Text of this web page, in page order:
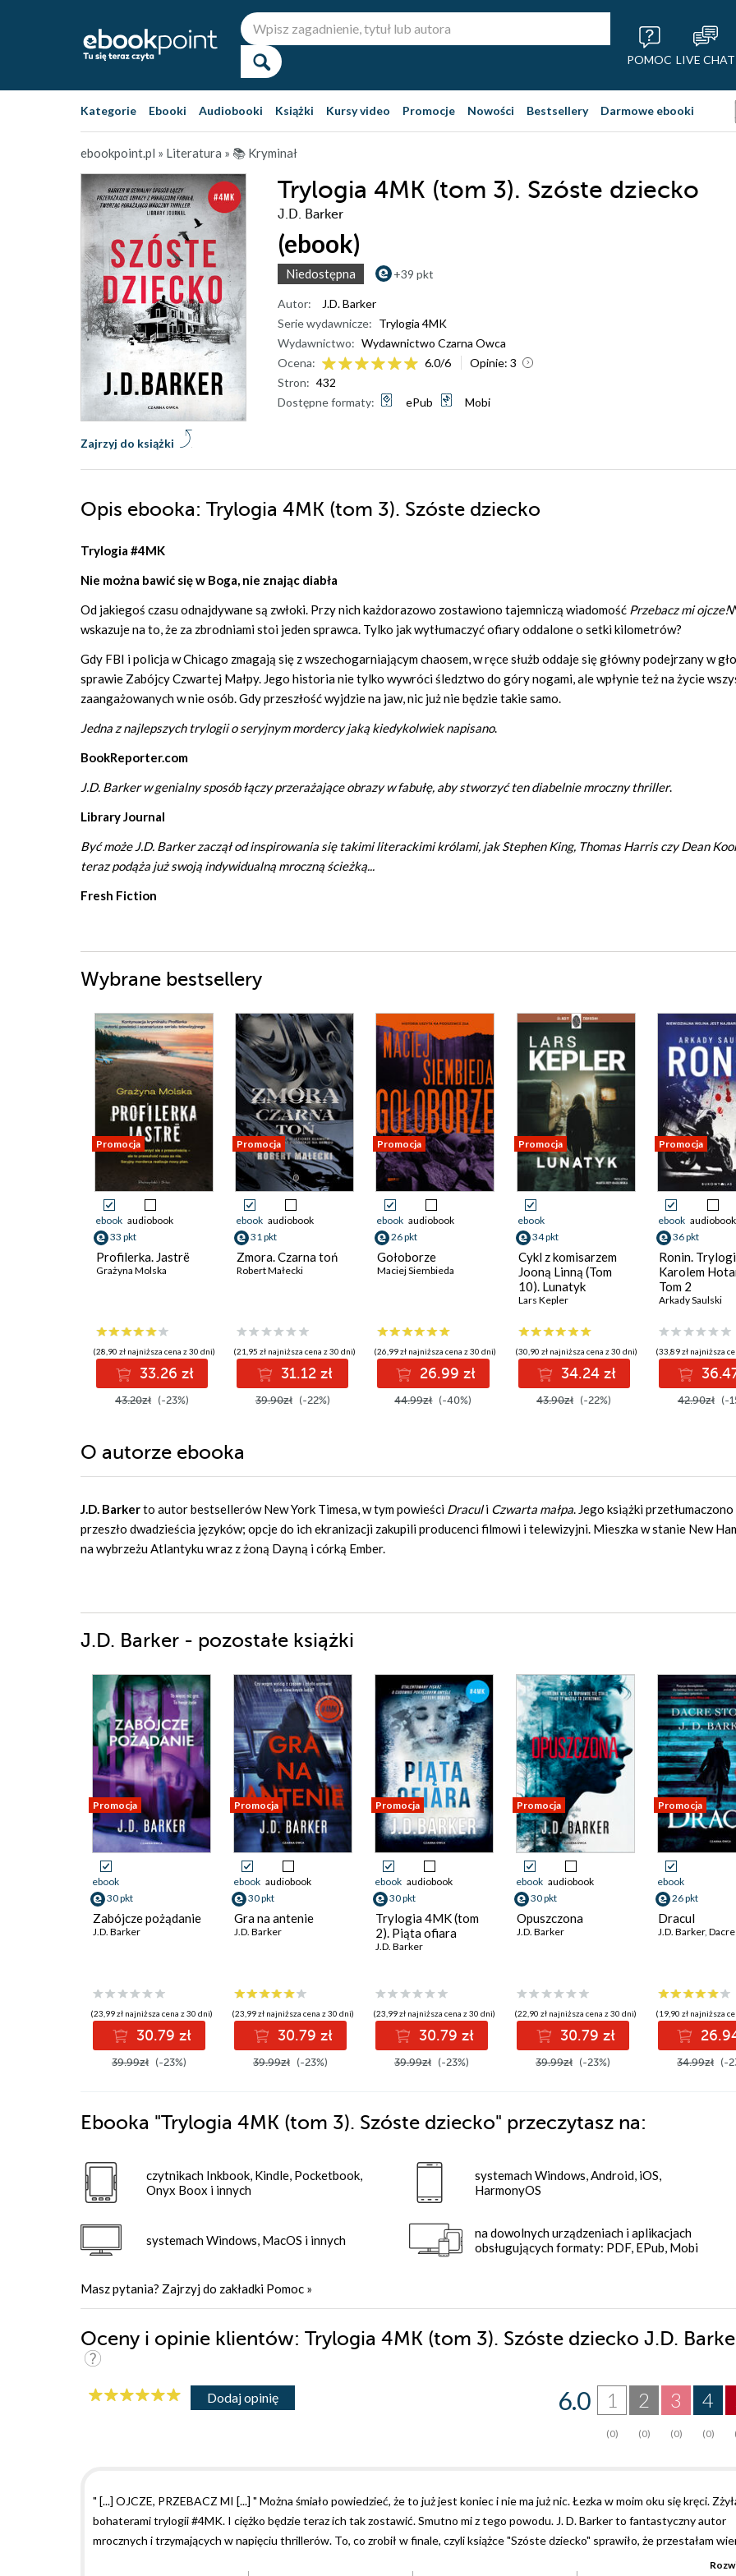
POMOC LIVE CHAT
Kategorie Ebooki Audiobooki Książki Kursy video Promocje Nowości Bestsellery Darmowe ebooki
ebookpoint.pl » Literatura » 📚 Kryminał
Trylogia 4MK (tom 3). Szóste dziecko
J.D. Barker
(ebook)
Niedostępna +39 pkt
Zajrzyj do książki
Autor:
J.D. Barker
Serie wydawnicze: Trylogia 4MK
Wydawnictwo: Wydawnictwo Czarna Owca
Ocena:
6.0/6 Opinie: 3
Stron: 432
Dostępne formaty:
ePub Mobi
Opis ebooka: Trylogia 4MK (tom 3). Szóste dziecko
Trylogia #4MK
Nie można bawić się w Boga, nie znając diabła
Od jakiegoś czasu odnajdywane są zwłoki. Przy nich każdorazowo zostawiono tajemniczą wiadomość Przebacz mi ojcze!
wskazuje na to, że za zbrodniami stoi jeden sprawca. Tylko jak wytłumaczyć ofiary oddalone o setki kilometrów?
Gdy FBI i policja w Chicago zmagają się z wszechogarniającym chaosem, w ręce służb oddaje się główny podejrzany w
sprawie Zabójcy Czwartej Małpy. Jego historia nie tylko wywróci śledztwo do góry nogami, ale wpłynie też na życie
zaangażowanych w nie osób. Gdy przeszłość wyjdzie na jaw, nic już nie będzie takie samo.
Jedna z najlepszych trylogii o seryjnym mordercy jaką kiedykolwiek napisano.
BookReporter.com
J.D. Barker w genialny sposób łączy przerażające obrazy w fabułę, aby stworzyć ten diabelnie mroczny thriller.
Library Journal
Być może J.D. Barker zaczął od inspirowania się takimi literackimi królami, jak Stephen King, Thomas Harris czy Dean
teraz podąża już swoją indywidualną mroczną ścieżką...
Fresh Fiction
Wybrane bestsellery
Promocja
ebook audiobook
33 pkt
Profilerka. Jastrë
Grażyna Molska
(28,90 zł najniższa cena z 30 dni)
33.26 zł
43.20zł (-23%)
Promocja
ebook audiobook
31 pkt
Zmora. Czarna toń
Robert Małecki
(21,95 zł najniższa cena z 30 dni)
31.12 zł
39.90zł (-22%)
Promocja
ebook audiobook
26 pkt
Gołoborze
Maciej Siembieda
(26,99 zł najniższa cena z 30 dni)
26.99 zł
44.99zł (-40%)
Promocja
ebook
34 pkt
Cykl z komisarzem
Jooną Linną (Tom
10). Lunatyk
Lars Kepler
(30,90 zł najniższa cena z 30 dni)
34.24 zł
43.90zł (-22%)
Promocja
ebook audiobook
36 pkt
Ronin.
Karolem
Tom 2
Arkady Saulski
(33,89 zł najniższa
42.90zł (-
O autorze ebooka
J.D. Barkerto autor bestsellerów New York Timesa, w tym powieści Draculi Czwarta małpa. Jego książki przetłumaczono
przeszło dwadzieścia języków; opcje do ich ekranizacji zakupili producenci filmowi i telewizyjni. Mieszka w stanie New
na wybrzeżu Atlantyku wraz z żoną Dayną i córką Ember.
J.D. Barker - pozostałe książki
Promocja
ebook
30 pkt
Zabójcze pożądanie
J.D. Barker
(23,99 zł najniższa cena z 30 dni)
30.79 zł
39.99zł (-23%)
Promocja
ebook audiobook
30 pkt
Gra na antenie
J.D. Barker
(23,99 zł najniższa cena z 30 dni)
30.79 zł
39.99zł (-23%)
Promocja
ebook audiobook
30 pkt
Trylogia 4MK (tom
2). Piąta ofiara
J.D. Barker
(23,99 zł najniższa cena z 30 dni)
30.79 zł
39.99zł (-23%)
Promocja
ebook audiobook
30 pkt
Opuszczona
J.D. Barker
(22,90 zł najniższa cena z 30 dni)
30.79 zł
39.99zł (-23%)
Promocja
ebook
26 pkt
Dracul
J.D. Barker,
(19,90 zł najniższa
34.99zł (-
Ebooka "Trylogia 4MK (tom 3). Szóste dziecko" przeczytasz na:
czytnikach Inkbook, Kindle, Pocketbook,
Onyx Boox i innych
systemach Windows, MacOS i innych
systemach Windows, Android, iOS,
HarmonyOS
na dowolnych urządzeniach i aplikacjach
obsługujących formaty: PDF, EPub, Mobi
Masz pytania? Zajrzyj do zakładki Pomoc »
Oceny i opinie klientów: Trylogia 4MK (tom 3). Szóste dziecko J.D.
Dodaj opinię 4
(0)
3
(0)
2
(0)
1
(0)
6.0
" [...] OJCZE, PRZEBACZ MI [...] " Można śmiało powiedzieć, że to już jest koniec i nie ma już nic. Łezka w moim oku się kręci.
bohaterami trylogii #4MK. I ciężko będzie teraz ich tak zostawić. Smutno mi z tego powodu. J. D. Barker to fantastyczny autor
mrocznych i trzymających w napięciu thrillerów. To, co zrobił w finale, czyli książce "Szóste dziecko" sprawiło, że przestałam
własnej intuicji. Emocjonalnie mnie przeciągnął po zakamarkach umysłu Zabójcy Czwartej Małpy. W tej części dzieje się bardzo